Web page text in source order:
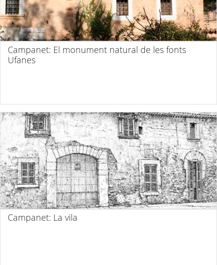
Campanet: El monument natural de les fonts
Ufanes
Campanet: La vila